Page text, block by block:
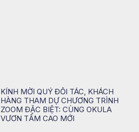
KÍNH MỜI QUÝ ĐỐI TÁC, KHÁCH
HÀNG THAM DỰ CHƯƠNG TRÌNH
ZOOM ĐẶC BIỆT: CÙNG OKULA
VƯƠN TẦM CAO MỚI